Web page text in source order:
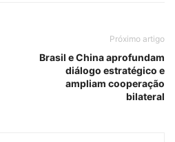
Próximo artigo
Brasil e China aprofundam
diálogo estratégico e
ampliam cooperação
bilateral